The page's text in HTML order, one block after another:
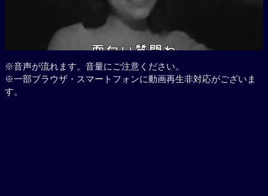
※音声が流れます。音量にご注意ください。
※一部ブラウザ・スマートフォンに動画再生非対応がございま
す。